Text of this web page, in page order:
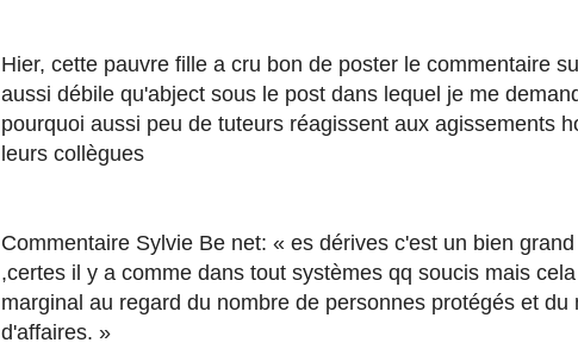
Hier, cette pauvre fille a cru bon de poster le commentaire
aussi débile qu'abject sous le post dans lequel je me
pourquoi aussi peu de tuteurs réagissent aux agissements
leurs collègues
Commentaire Sylvie Be net: « es dérives c'est un bien
,certes il y a comme dans tout systèmes qq soucis mais
marginal au regard du nombre de personnes protégés et du
d'affaires. »